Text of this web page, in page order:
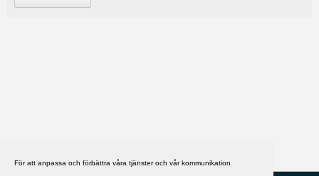
För att anpassa och förbättra våra tjänster och vår kommunikation